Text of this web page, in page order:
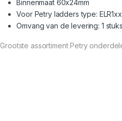
Binnenmaat 60x24mm
Voor Petry ladders type:
Omvang van de levering: 1 stuks
Grootste assortiment Petry